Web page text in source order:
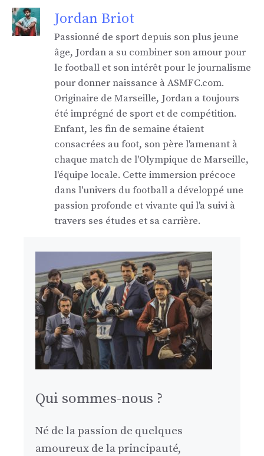
Jordan Briot
Passionné de sport depuis son plus jeune
âge, Jordan a su combiner son amour pour
le football et son intérêt pour le journalisme
pour donner naissance à ASMFC.com.
Originaire de Marseille, Jordan a toujours
été imprégné de sport et de compétition.
Enfant, les fin de semaine étaient
consacrées au foot, son père l'amenant à
chaque match de l'Olympique de Marseille,
l'équipe locale. Cette immersion précoce
dans l'univers du football a développé une
passion profonde et vivante qui l'a suivi à
travers ses études et sa carrière.
Qui sommes-nous ?
Né de la passion de quelques
amoureux de la principauté,